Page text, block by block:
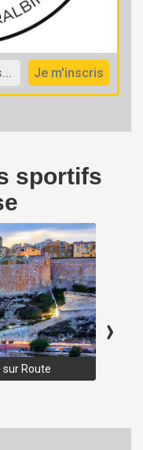
Je m'inscris
sportifs
sur Route
›